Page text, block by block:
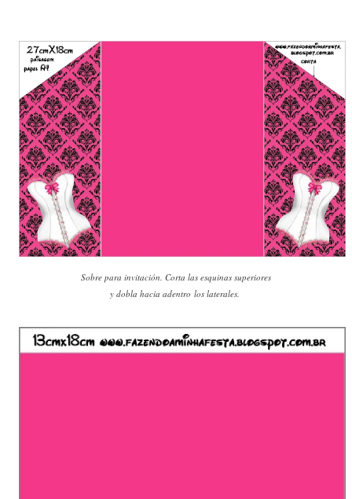
Sobre para invitación. Corta las esquinas superiores
y dobla hacia adentro los laterales.